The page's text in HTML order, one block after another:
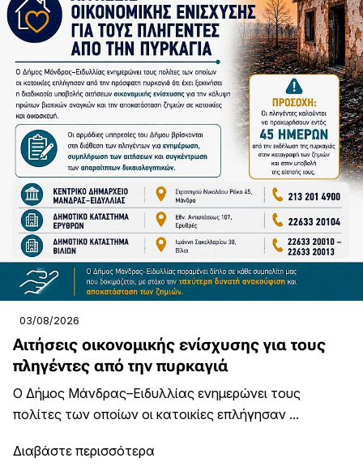
03/08/2026
Αιτήσεις οικονομικής ενίσχυσης για τους
πληγέντες από την πυρκαγιά
Ο Δήμος Μάνδρας–Ειδυλλίας ενημερώνει τους
πολίτες των οποίων οι κατοικίες επλήγησαν ...
Διαβάστε περισσότερα